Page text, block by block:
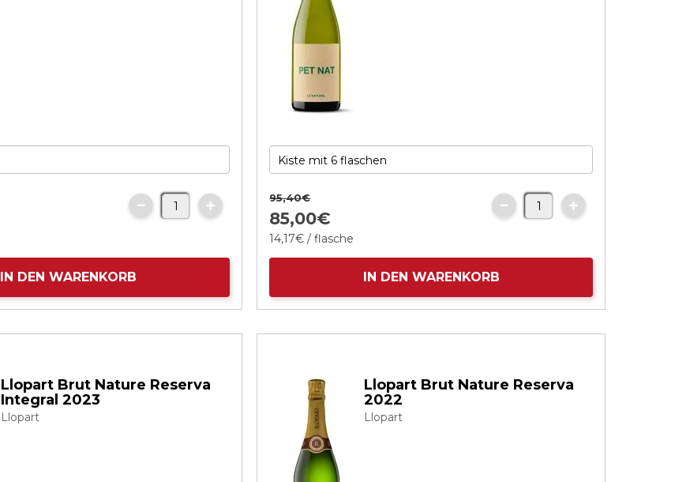
IN DEN WARENKORB
95,40€
85,00€
14,17€ / flasche
IN DEN WARENKORB
Llopart Brut Nature Reserva
Integral 2023
Llopart
Llopart Brut Nature Reserva
2022
Llopart